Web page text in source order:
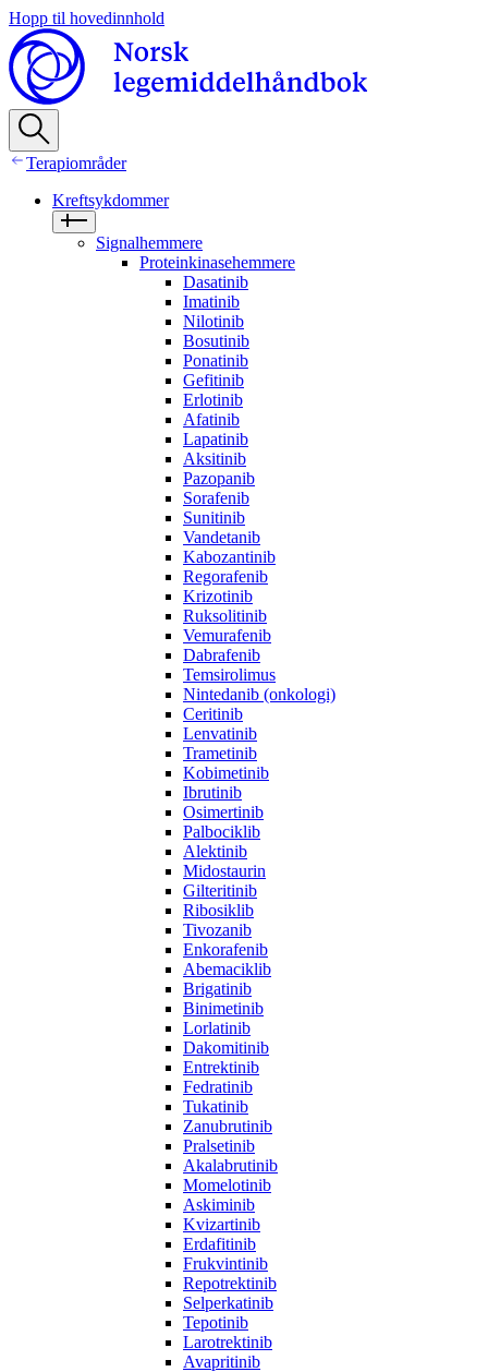
Hopp til hovedinnhold
Terapiområder
Kreftsykdommer
Signalhemmere
Proteinkinasehemmere
Dasatinib
Imatinib
Nilotinib
Bosutinib
Ponatinib
Gefitinib
Erlotinib
Afatinib
Lapatinib
Aksitinib
Pazopanib
Sorafenib
Sunitinib
Vandetanib
Kabozantinib
Regorafenib
Krizotinib
Ruksolitinib
Vemurafenib
Dabrafenib
Temsirolimus
Nintedanib (onkologi)
Ceritinib
Lenvatinib
Trametinib
Kobimetinib
Ibrutinib
Osimertinib
Palbociklib
Alektinib
Midostaurin
Gilteritinib
Ribosiklib
Tivozanib
Enkorafenib
Abemaciklib
Brigatinib
Binimetinib
Lorlatinib
Dakomitinib
Entrektinib
Fedratinib
Tukatinib
Zanubrutinib
Pralsetinib
Akalabrutinib
Momelotinib
Askiminib
Kvizartinib
Erdafitinib
Frukvintinib
Repotrektinib
Selperkatinib
Tepotinib
Larotrektinib
Avapritinib